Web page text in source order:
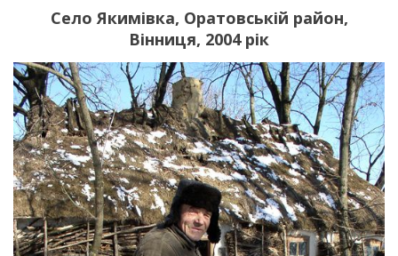
Село Якимівка, Оратовській район,
Вінниця, 2004 рік